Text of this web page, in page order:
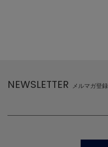
NEWSLETTER メルマガ登録